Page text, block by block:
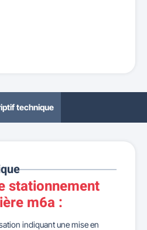
technique
stationnement
m6a :
indiquant une mise en